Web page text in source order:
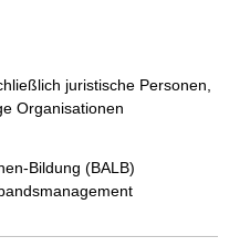
juristische Personen,
Organisationen
Bildung (BALB)